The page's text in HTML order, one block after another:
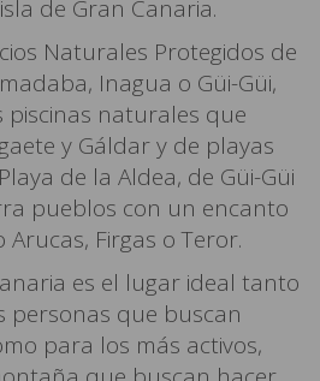
de Gran Canaria.
Naturales Protegidos de
Inagua o Güi-Güi,
piscinas naturales que
y Gáldar y de playas
de la Aldea, de Güi-Güi
pueblos con un encanto
Arucas, Firgas o Teror.
es el lugar ideal tanto
personas que buscan
para los más activos,